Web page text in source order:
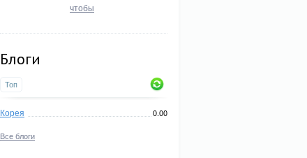
чтобы
Блоги
Топ
Корея 0.00
Все блоги